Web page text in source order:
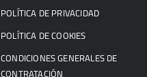
POLÍTICA DE PRIVACIDAD
POLÍTICA DE COOKIES
CONDICIONES GENERALES DE
CONTRATACIÓN